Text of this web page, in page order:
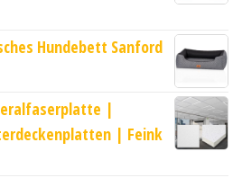
Hundebett Sanford
|
| Feink